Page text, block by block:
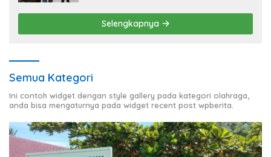
Selengkapnya
Semua Kategori
Ini contoh widget dengan style gallery pada kategori olahraga,
anda bisa mengaturnya pada widget recent post wpberita.